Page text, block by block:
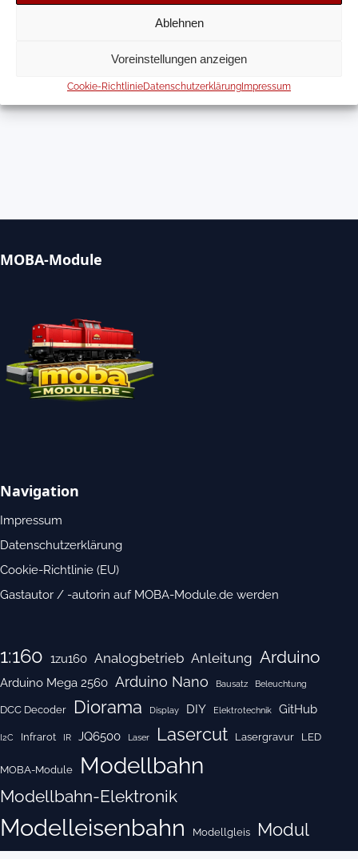
Ablehnen
Voreinstellungen anzeigen
Cookie-RichtlinieDatenschutzerklärung Impressum
MOBA-Module
Navigation
Impressum
Datenschutzerklärung
Cookie-Richtlinie (EU)
Gastautor / -autorin auf MOBA-Module.de werden
1:160 1zu160 Analogbetrieb Anleitung Arduino
Arduino Mega 2560 Arduino Nano Bausatz Beleuchtung
DCC Decoder Diorama Display DIY Elektrotechnik GitHub
I2C Infrarot IR JQ6500 Laser Lasercut Lasergravur LED
MOBA-Module Modellbahn
Modellbahn-Elektronik
Modelleisenbahn Modellgleis Modul